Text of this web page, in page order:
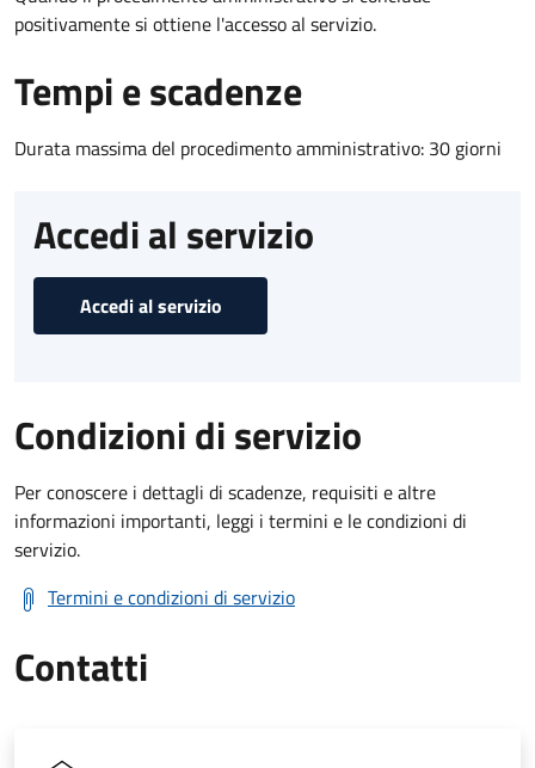
positivamente si ottiene l'accesso al servizio.
Tempi e scadenze
Durata massima del procedimento amministrativo: 30 giorni
Accedi al servizio
Accedi al servizio
Condizioni di servizio
Per conoscere i dettagli di scadenze, requisiti e altre
informazioni importanti, leggi i termini e le condizioni di
servizio.
Termini e condizioni di servizio
Contatti